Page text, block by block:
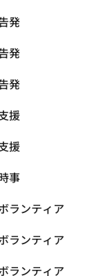
発
発
発
援
援
事
ランティア
ランティア
ランティア